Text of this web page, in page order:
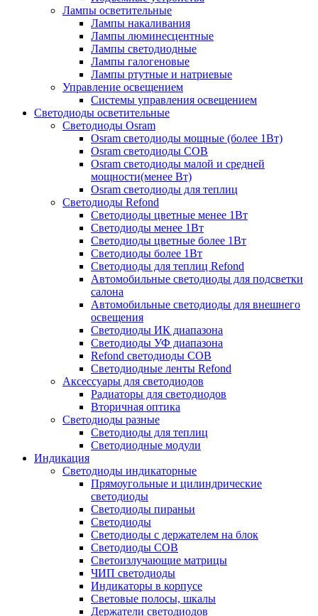
Лампы осветительные
Лампы накаливания
Лампы люминесцентные
Лампы светодиодные
Лампы галогеновые
Лампы ртутные и натриевые
Управление освещением
Системы управления освещением
Светодиоды осветительные
Светодиоды Osram
Osram светодиоды мощные (более 1Вт)
Osram светодиоды COB
Osram светодиоды малой и средней
мощности(менее Вт)
Osram светодиоды для теплиц
Светодиоды Refond
Светодиоды цветные менее 1Вт
Светодиоды менее 1Вт
Светодиоды цветные более 1Вт
Светодиоды более 1Вт
Светодиоды для теплиц Refond
Автомобильные светодиоды для подсветки
салона
Автомобильные светодиоды для внешнего
освещения
Светодиоды ИК диапазона
Светодиоды УФ диапазона
Refond светодиоды COB
Светодиодные ленты Refond
Аксессуары для светодиодов
Радиаторы для светодиодов
Вторичная оптика
Светодиоды разные
Светодиоды для теплиц
Светодиодные модули
Индикация
Светодиоды индикаторные
Прямоугольные и цилиндрические
светодиоды
Светодиоды пираньи
Светодиоды
Светодиоды с держателем на блок
Светодиоды COB
Светоизлучающие матрицы
ЧИП светодиоды
Индикаторы в корпусе
Световые полосы, шкалы
Держатели светодиодов